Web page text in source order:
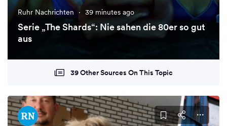
Ruhr Nachrichten · 39 minutes ago
Serie „The Shards“: Nie sahen die 80er so gut
aus
39 Other Sources On This Topic